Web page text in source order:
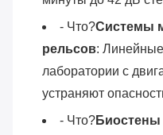
- Что?Системы
рельсов:
лаборатории с
устраняют
- Что?Биостены